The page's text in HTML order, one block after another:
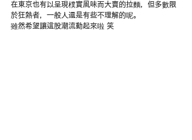
在東京也有以呈現樸實風味而大賣的拉麵，但多數限
於狂熱者，一般人還是有些不理解的呢。
雖然希望讓這股潮流動起來啦 笑